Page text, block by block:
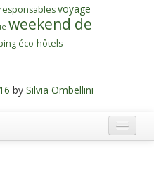
voyage
weekend de
éco-hôtels
by Silvia Ombellini